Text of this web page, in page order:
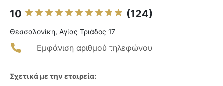
10 (124)
Θεσσαλονίκη, Αγίας Τριάδος 17
Εμφάνιση αριθμού τηλεφώνου
Σχετικά με την εταιρεία: